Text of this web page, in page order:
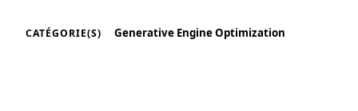
CATÉGORIE(S) Generative Engine Optimization